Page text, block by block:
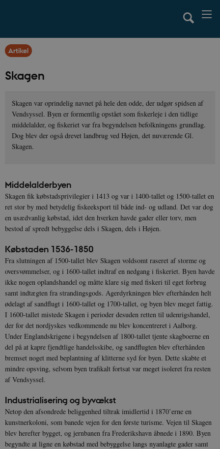
Artikel
Skagen
Skagen var oprindelig navnet på hele den odde, der udgør spidsen af
Vendsyssel. Byen er formentlig opstået som fiskerleje i den tidlige
middelalder, og fiskeriet var fra begyndelsen befolkningens grundlag.
Dog blev der også drevet landbrug ved Højen, det nuværende Gl.
Skagen.
Middelalderbyen
Skagen fik købstadsprivilegier i 1413 og var i 1400-tallet og 1500-tallet en
ret stor by med betydelig fiskeeksport til både ind- og udland. Det var dog
en usædvanlig købstad, idet den hverken havde gader eller torv, men
bestod af spredt bebyggelse dels i Skagen, dels i Højen.
Købstaden 1536-1850
Fra slutningen af 1500-tallet blev Skagen voldsomt raseret af storme og
oversvømmelser, og i 1600-tallet indtraf en nedgang i fiskeriet. Byen havde
ikke nogen oplandshandel og måtte klare sig med fiskeri til eget forbrug
samt indtægten fra strandingsgods. Agerdyrkningen blev efterhånden helt
ødelagt af sandflugt i 1600-tallet og 1700-tallet, og byen blev meget fattig.
I 1600-tallet mistede Skagen i perioder desuden retten til udenrigshandel,
der for det nordjyskes vedkommende nu blev koncentreret i Aalborg.
Under Englandskrigene i begyndelsen af 1800-tallet tjente skagboerne en
del på at kapre fjendtlige handelsskibe, og sandflugten blev efterhånden
bremset noget med beplantning af klitterne syd for byen. Dette skabte et
mindre opsving, selvom byen trafikalt fortsat var meget isoleret fra resten
af Vendsyssel.
Industrialisering og byvækst
Netop den afsondrede beliggenhed tiltrak imidlertid i 1870’erne en
kunstnerkoloni, som banede vejen for den første turisme. Vejen til Skagen
blev herefter bygget, og jernbanen fra Frederikshavn åbnede i 1890. Byen
begyndte at ligne en købstad med bebyggelse langs nyanlagte gader samt